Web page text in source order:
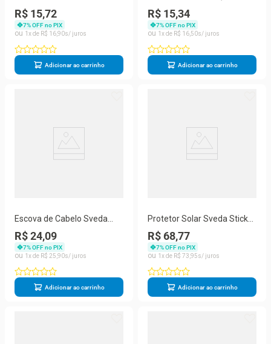
Hair Almofada Oval 1un
R$ 15,72
7% OFF no PIX
1
R$ 1690
Adicionar ao carrinho
Sveda Hair Candy 1un
R$ 15,34
7% OFF no PIX
1
R$ 1650
Adicionar ao carrinho
Escova de Cabelo Sveda
Premium Therapy
Retangular 1un
R$ 24,09
7% OFF no PIX
1
R$ 25 90
Adicionar ao carrinho
Protetor Solar Sveda Stick
Multifuncional Neutro FPS75
14g
R$ 68,77
7% OFF no PIX
1
R$ 73 95
Adicionar ao carrinho